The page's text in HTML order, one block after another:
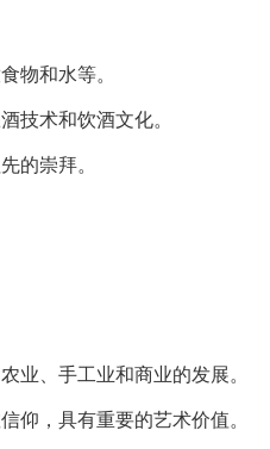
物和水等。
技术和饮酒文化。
的崇拜。
业、手工业和商业的发展。
仰，具有重要的艺术价值。